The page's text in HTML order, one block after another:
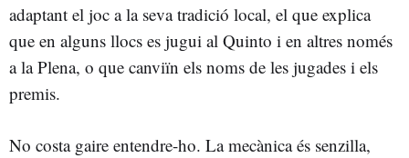
adaptant el joc a la seva tradició local, el que explica
que en alguns llocs es jugui al Quinto i en altres només
a la Plena, o que canviïn els noms de les jugades i els
premis.
No costa gaire entendre-ho. La mecànica és senzilla,